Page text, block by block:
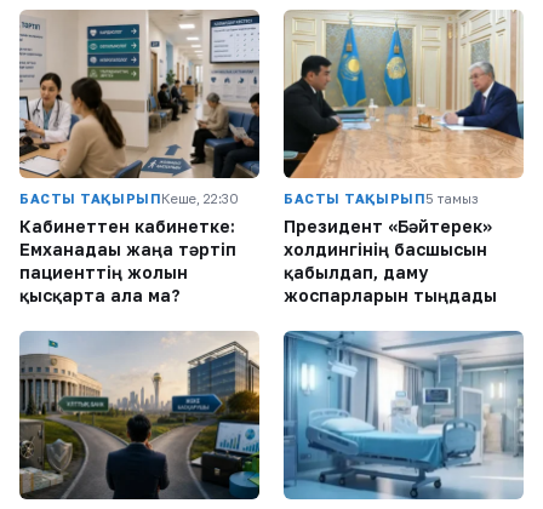
БАСТЫ ТАҚЫРЫПКеше, 22:30
Кабинеттен кабинетке:
Емханадағы жаңа тәртіп
пациенттің жолын
қысқарта ала ма?
БАСТЫ ТАҚЫРЫП5 тамыз
Президент «Бәйтерек»
холдингінің басшысын
қабылдап, даму
жоспарларын тыңдады